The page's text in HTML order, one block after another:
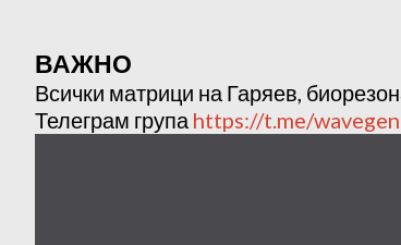
ВАЖНО
Всички матрици на Гаряев,
Телеграм група https://t.me/